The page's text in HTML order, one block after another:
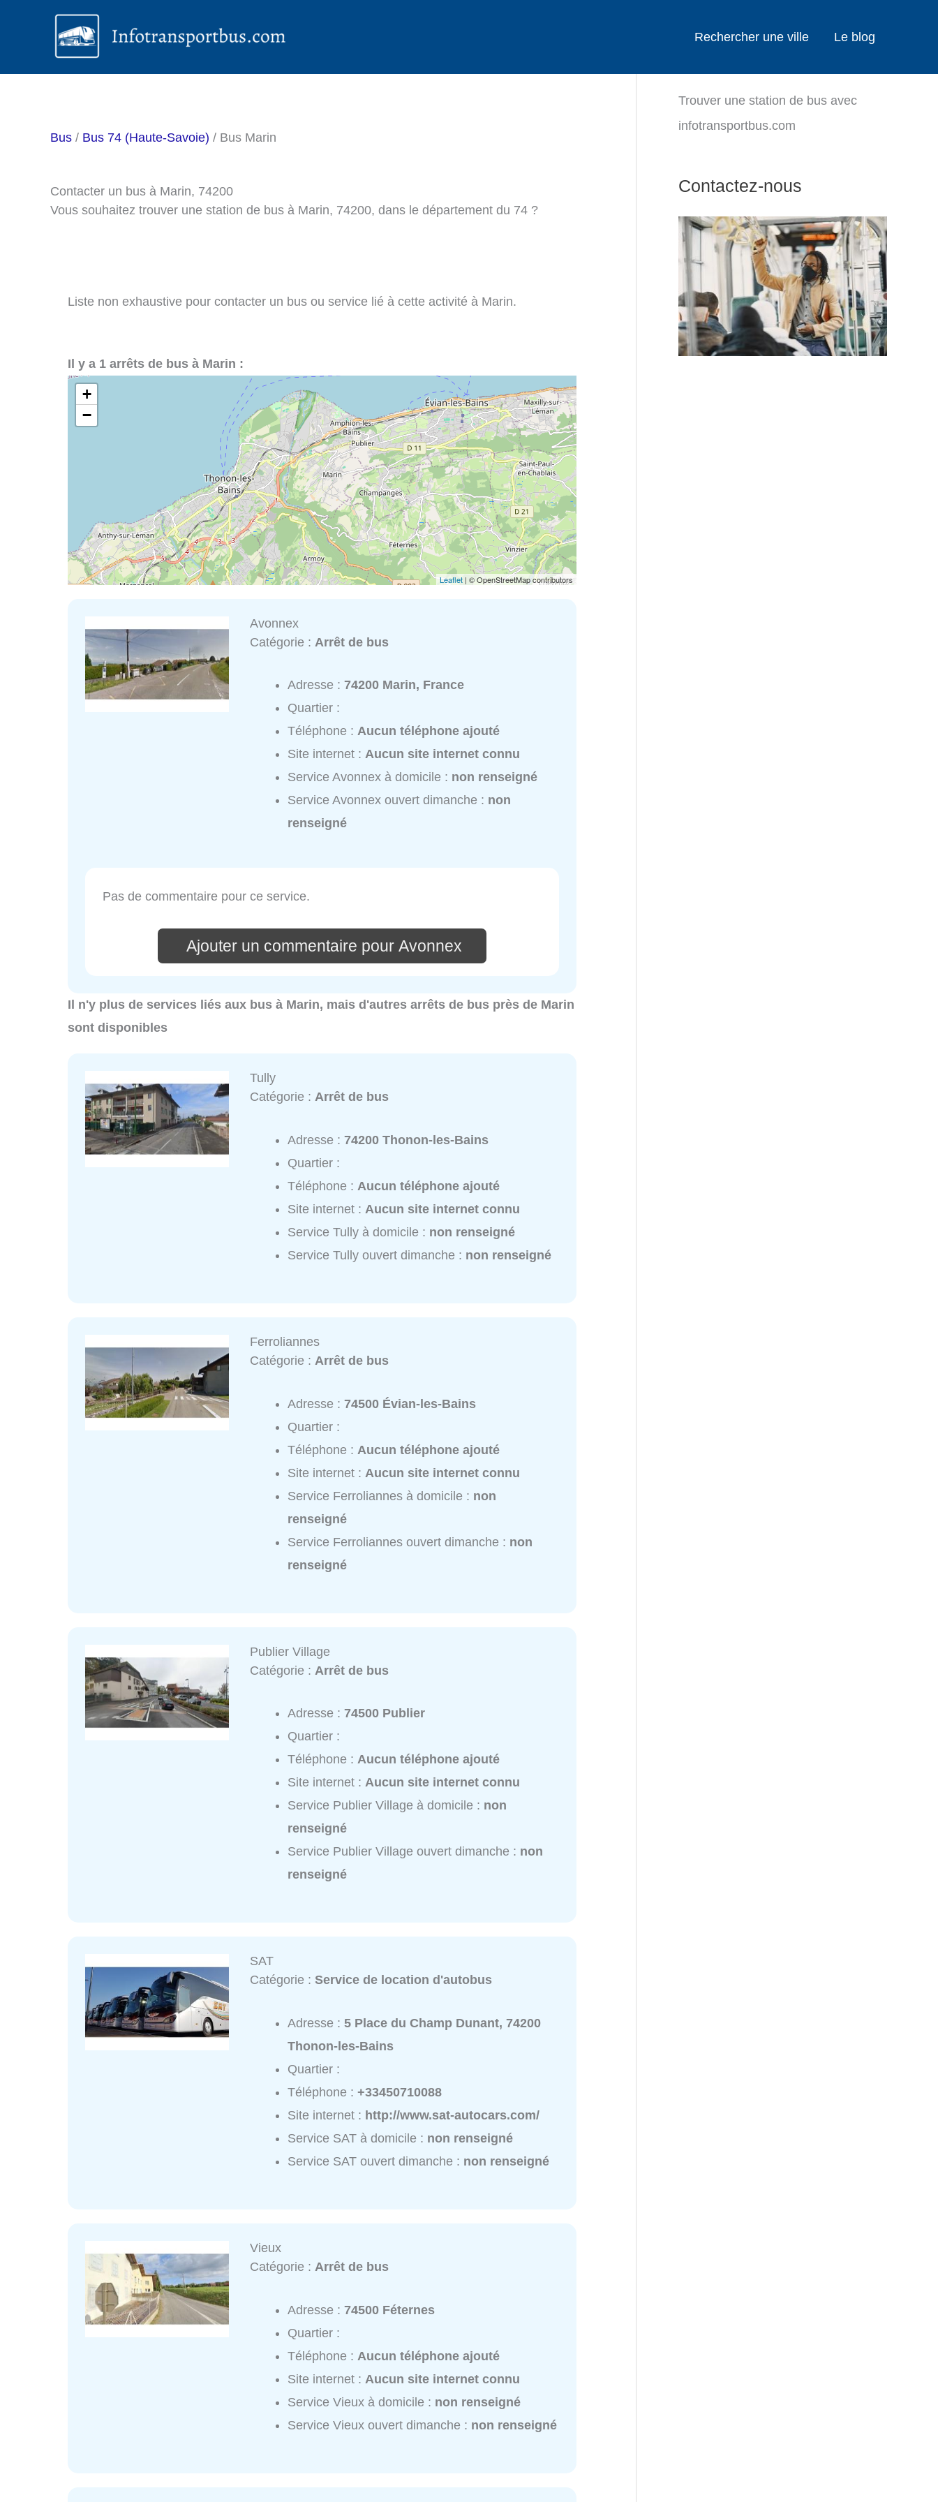
Rechercher une ville Le blog
Bus / Bus 74 (Haute-Savoie) / Bus Marin
Contacter un bus à Marin, 74200
Vous souhaitez trouver une station de bus à Marin, 74200, dans le département du 74 ?
Liste non exhaustive pour contacter un bus ou service lié à cette activité à Marin.
Il y a 1 arrêts de bus à Marin :
+
−
Leaflet | © OpenStreetMap contributors
Avonnex
Catégorie : Arrêt de bus
Adresse :74200 Marin, France
Quartier :
Téléphone :Aucun téléphone ajouté
Site internet :Aucun site internet connu
Service Avonnex à domicile : non renseigné
Service Avonnex ouvert dimanche : non
renseigné
Pas de commentaire pour ce service.
Ajouter un commentaire pour Avonnex
Il n'y plus de services liés aux bus à Marin, mais d'autres arrêts de bus près de Marin
sont disponibles
Tully
Catégorie :Arrêt de bus
Adresse :74200 Thonon-les-Bains
Quartier :
Téléphone : Aucun téléphone ajouté
Site internet : Aucun site internet connu
Service Tully à domicile : non renseigné
Service Tully ouvert dimanche : non renseigné
Ferroliannes
Catégorie : Arrêt de bus
Adresse :74500 Évian-les-Bains
Quartier :
Téléphone : Aucun téléphone ajouté
Site internet : Aucun site internet connu
Service Ferroliannes à domicile : non
renseigné
Service Ferroliannes ouvert dimanche : non
renseigné
Publier Village
Catégorie : Arrêt de bus
Adresse :74500 Publier
Quartier :
Téléphone :Aucun téléphone ajouté
Site internet :Aucun site internet connu
Service Publier Village à domicile : non
renseigné
Service Publier Village ouvert dimanche : non
renseigné
SAT
Catégorie :Service de location d'autobus
Adresse :5 Place du Champ Dunant, 74200
Thonon-les-Bains
Quartier :
Téléphone :+33450710088
Site internet : http://www.sat-autocars.com/
Service SAT à domicile : non renseigné
Service SAT ouvert dimanche : non renseigné
Vieux
Catégorie :Arrêt de bus
Adresse :74500 Féternes
Quartier :
Téléphone : Aucun téléphone ajouté
Site internet : Aucun site internet connu
Service Vieux à domicile : non renseigné
Service Vieux ouvert dimanche : non renseigné
Trouver une station de bus avec
infotransportbus.com
Contactez-nous